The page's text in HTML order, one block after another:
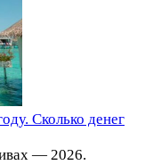
Сколько денег
— 2026.